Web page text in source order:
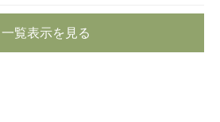
一覧表示を見る